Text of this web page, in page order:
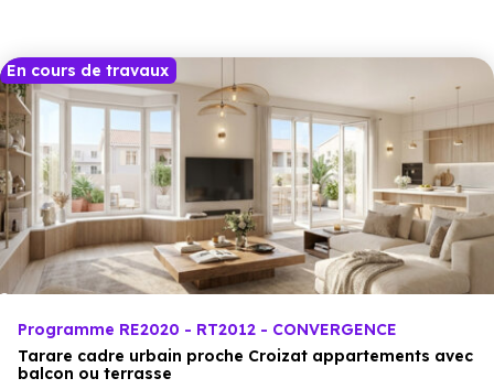
Ressources
Financer
En cours de travaux
Programme RE2020 - RT2012 - CONVERGENCE
Tarare cadre urbain proche Croizat appartements avec
balcon ou terrasse